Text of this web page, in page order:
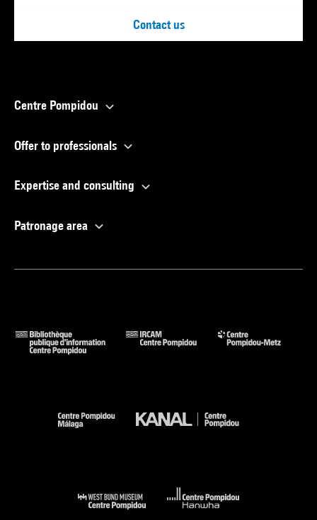
Contact us
Centre Pompidou
Offer to professionals
Expertise and consulting
Patronage area